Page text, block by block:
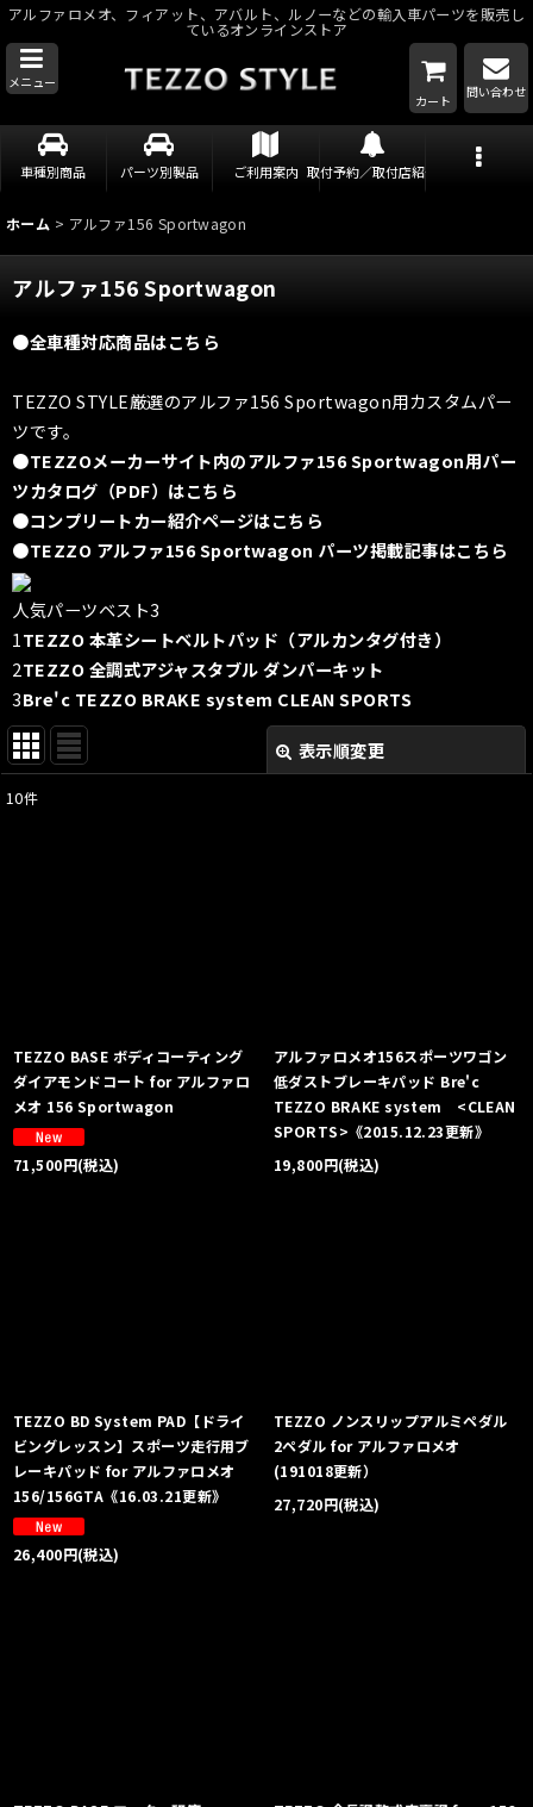
アルファロメオ、フィアット、アバルト、ルノーなどの輸入車パーツを販売し
ているオンラインストア
メニュー
カート
問い合わせ
車種別商品 パーツ別製品 ご利用案内 取付予約／取付店紹介
ホーム > アルファ156 Sportwagon
アルファ156 Sportwagon
●全車種対応商品はこちら
TEZZO STYLE厳選のアルファ156 Sportwagon用カスタムパー
ツです。
●TEZZOメーカーサイト内のアルファ156 Sportwagon用パー
ツカタログ（PDF）はこちら
●コンプリートカー紹介ページはこちら
●TEZZO アルファ156 Sportwagon パーツ掲載記事はこちら
人気パーツベスト3
1TEZZO 本革シートベルトパッド（アルカンタグ付き）
2TEZZO 全調式アジャスタブル ダンパーキット
3Bre'c TEZZO BRAKE system CLEAN SPORTS
表示順変更
10件
TEZZO BASE ボディコーティング
ダイアモンドコート for アルファロ
メオ 156 Sportwagon
71,500円(税込)
アルファロメオ156スポーツワゴン
低ダストブレーキパッド Bre'c
TEZZO BRAKE system <CLEAN
SPORTS>《2015.12.23更新》
19,800円(税込)
TEZZO BD System PAD【ドライ
ビングレッスン】スポーツ走行用ブ
レーキパッド for アルファロメオ
156/156GTA《16.03.21更新》
26,400円(税込)
TEZZO ノンスリップアルミペダル
2ペダル for アルファロメオ
(191018更新）
27,720円(税込)